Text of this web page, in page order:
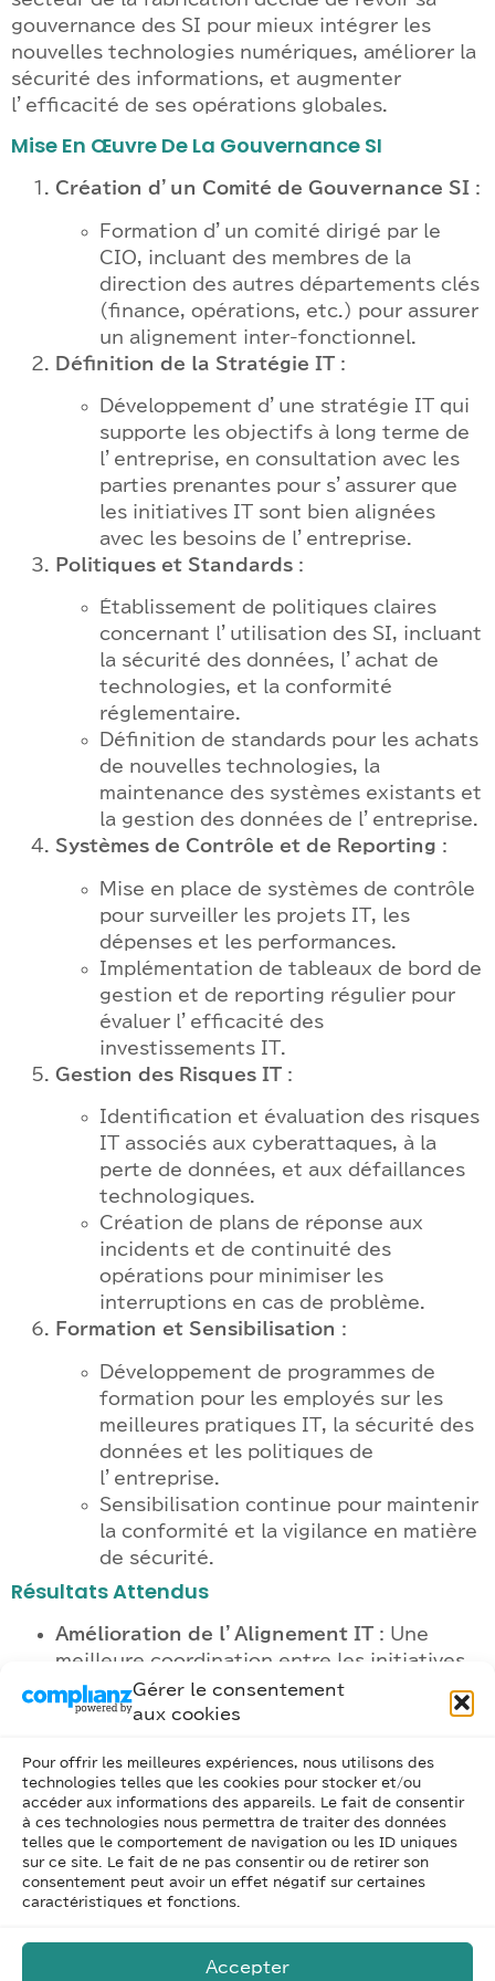
Gérer le consentement
aux cookies
Pour offrir les meilleures expériences, nous utilisons des
technologies telles que les cookies pour stocker et/ou
accéder aux informations des appareils. Le fait de consentir
à ces technologies nous permettra de traiter des données
telles que le comportement de navigation ou les ID uniques
sur ce site. Le fait de ne pas consentir ou de retirer son
consentement peut avoir un effet négatif sur certaines
caractéristiques et fonctions.
Accepter
gouvernance des SI pour mieux intégrer les
nouvelles technologies numériques, améliorer la
sécurité des informations, et augmenter
l’efficacité de ses opérations globales.
Mise En Œuvre De La Gouvernance SI
Création d’un Comité de Gouvernance SI :
Formation d’un comité dirigé par le
CIO, incluant des membres de la
direction des autres départements clés
(finance, opérations, etc.) pour assurer
un alignement inter-fonctionnel.
Définition de la Stratégie IT :
Développement d’une stratégie IT qui
supporte les objectifs à long terme de
l’entreprise, en consultation avec les
parties prenantes pour s’assurer que
les initiatives IT sont bien alignées
avec les besoins de l’entreprise.
Politiques et Standards :
Établissement de politiques claires
concernant l’utilisation des SI, incluant
la sécurité des données, l’achat de
technologies, et la conformité
réglementaire.
Définition de standards pour les achats
de nouvelles technologies, la
maintenance des systèmes existants et
la gestion des données de l’entreprise.
Systèmes de Contrôle et de Reporting :
Mise en place de systèmes de contrôle
pour surveiller les projets IT, les
dépenses et les performances.
Implémentation de tableaux de bord de
gestion et de reporting régulier pour
évaluer l’efficacité des
investissements IT.
Gestion des Risques IT :
Identification et évaluation des risques
IT associés aux cyberattaques, à la
perte de données, et aux défaillances
technologiques.
Création de plans de réponse aux
incidents et de continuité des
opérations pour minimiser les
interruptions en cas de problème.
Formation et Sensibilisation :
Développement de programmes de
formation pour les employés sur les
meilleures pratiques IT, la sécurité des
données et les politiques de
l’entreprise.
Sensibilisation continue pour maintenir
la conformité et la vigilance en matière
de sécurité.
Résultats Attendus
Amélioration de l’Alignement IT : Une
meilleure coordination entre les initiatives
IT et les objectifs commerciaux.
Augmentation de l’Efficacité
amélioration de la productivité grâce à une
utilisation plus stratégique des ressources
IT.
Réduction des Risques: Diminution des
incidents liés à la sécurité grâce à une
gestion proactive des risques IT.
Conclusion